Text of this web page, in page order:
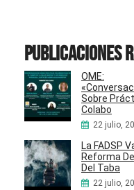
Publicaciones
OME:
Sobre
Colabo
22 julio,
La FADSP
Reforma
Del Taba
22 julio,